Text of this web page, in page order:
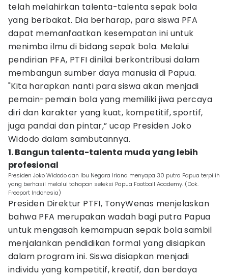
telah melahirkan talenta-talenta sepak bola
yang berbakat. Dia berharap, para siswa PFA
dapat memanfaatkan kesempatan ini untuk
menimba ilmu di bidang sepak bola. Melalui
pendirian PFA, PTFI dinilai berkontribusi dalam
membangun sumber daya manusia di Papua.
"Kita harapkan nanti para siswa akan menjadi
pemain-pemain bola yang memiliki jiwa percaya
diri dan karakter yang kuat, kompetitif, sportif,
juga pandai dan pintar,” ucap Presiden Joko
Widodo dalam sambutannya.
1. Bangun talenta-talenta muda yang lebih
profesional
Presiden Joko Widodo dan Ibu Negara Iriana menyapa 30 putra Papua terpilih
yang berhasil melalui tahapan seleksi Papua Football Academy. (Dok.
Freeport Indonesia)
Presiden Direktur PTFI, TonyWenas menjelaskan
bahwa PFA merupakan wadah bagi putra Papua
untuk mengasah kemampuan sepak bola sambil
menjalankan pendidikan formal yang disiapkan
dalam program ini. Siswa disiapkan menjadi
individu yang kompetitif, kreatif, dan berdaya